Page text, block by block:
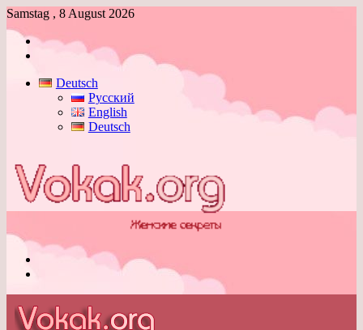
Samstag , 8 August 2026
Anmelden
Deutsch
Русский
English
Deutsch